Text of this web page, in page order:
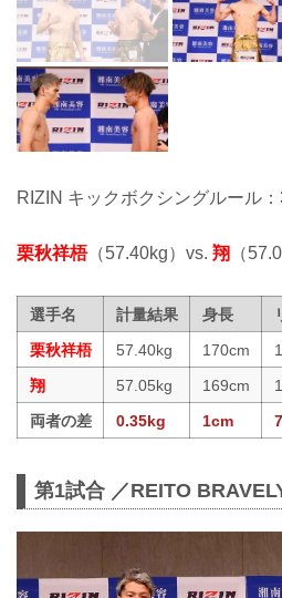
RIZIN キックボクシングルール
栗秋祥梧（57.40kg）vs. 翔 （
選手名 計量結果 身長
栗秋祥梧
57.40kg 170cm
翔
57.05kg 169cm
両者の差
0.35kg 1cm
第1試合 ／REITO